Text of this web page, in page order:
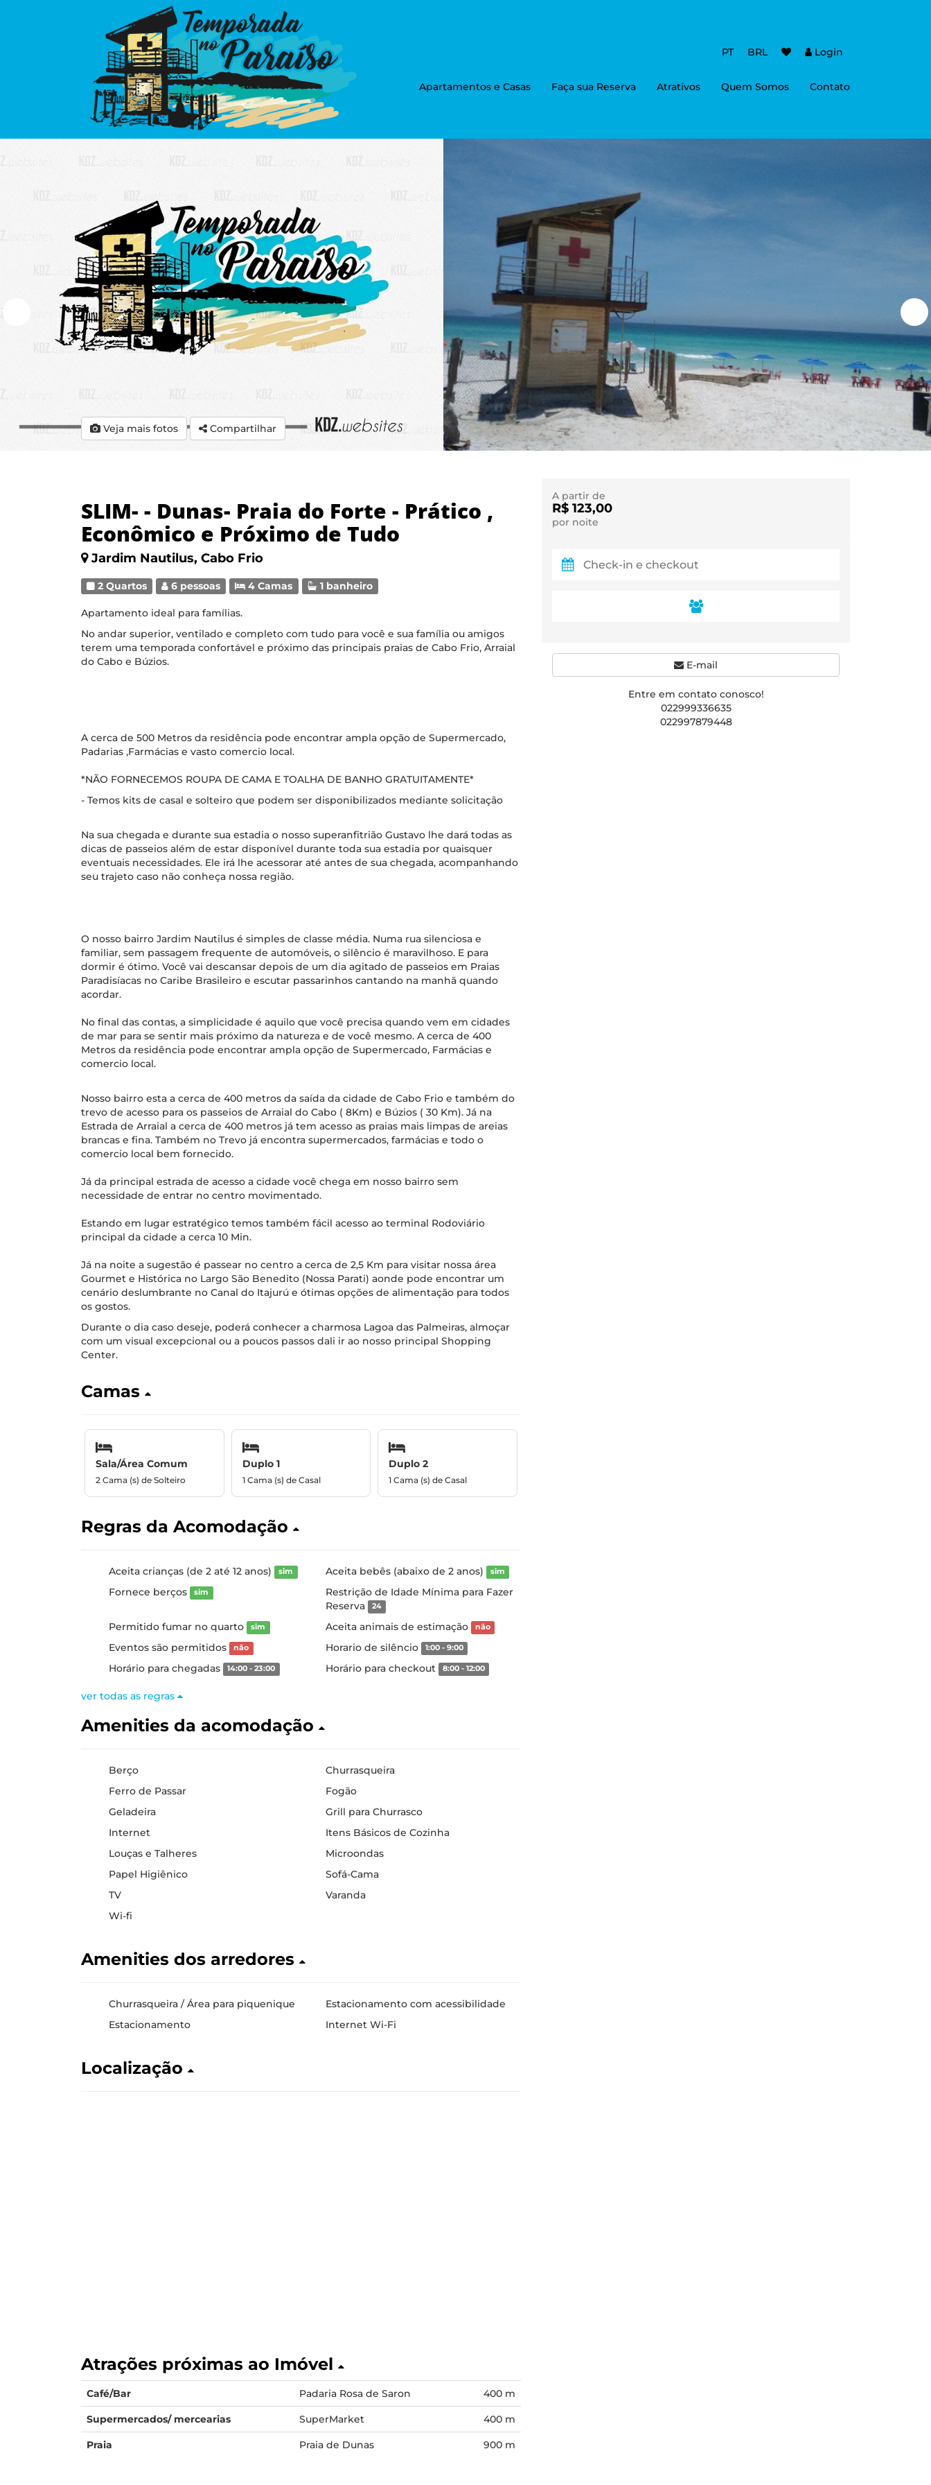
PT BRL Login
Apartamentos e Casas Faça sua Reserva Atrativos Quem Somos Contato
Veja mais fotos Compartilhar
SLIM- - Dunas- Praia do Forte - Prático ,
Econômico e Próximo de Tudo
Jardim Nautilus, Cabo Frio
2 Quartos 6 pessoas 4 Camas 1 banheiro
Apartamento ideal para famílias.
No andar superior, ventilado e completo com tudo para você e sua família ou amigos
terem uma temporada confortável e próximo das principais praias de Cabo Frio, Arraial
do Cabo e Búzios.
A cerca de 500 Metros da residência pode encontrar ampla opção de Supermercado,
Padarias ,Farmácias e vasto comercio local.
*NÃO FORNECEMOS ROUPA DE CAMA E TOALHA DE BANHO GRATUITAMENTE*
- Temos kits de casal e solteiro que podem ser disponibilizados mediante solicitação
Na sua chegada e durante sua estadia o nosso superanfitrião Gustavo lhe dará todas as
dicas de passeios além de estar disponível durante toda sua estadia por quaisquer
eventuais necessidades. Ele irá lhe acessorar até antes de sua chegada, acompanhando
seu trajeto caso não conheça nossa região.
O nosso bairro Jardim Nautilus é simples de classe média. Numa rua silenciosa e
familiar, sem passagem frequente de automóveis, o silêncio é maravilhoso. E para
dormir é ótimo. Você vai descansar depois de um dia agitado de passeios em Praias
Paradisíacas no Caribe Brasileiro e escutar passarinhos cantando na manhã quando
acordar.
No final das contas, a simplicidade é aquilo que você precisa quando vem em cidades
de mar para se sentir mais próximo da natureza e de você mesmo. A cerca de 400
Metros da residência pode encontrar ampla opção de Supermercado, Farmácias e
comercio local.
Nosso bairro esta a cerca de 400 metros da saída da cidade de Cabo Frio e também do
trevo de acesso para os passeios de Arraial do Cabo ( 8Km) e Búzios ( 30 Km). Já na
Estrada de Arraial a cerca de 400 metros já tem acesso as praias mais limpas de areias
brancas e fina. Também no Trevo já encontra supermercados, farmácias e todo o
comercio local bem fornecido.
Já da principal estrada de acesso a cidade você chega em nosso bairro sem
necessidade de entrar no centro movimentado.
Estando em lugar estratégico temos também fácil acesso ao terminal Rodoviário
principal da cidade a cerca 10 Min.
Já na noite a sugestão é passear no centro a cerca de 2,5 Km para visitar nossa área
Gourmet e Histórica no Largo São Benedito (Nossa Parati) aonde pode encontrar um
cenário deslumbrante no Canal do Itajurú e ótimas opções de alimentação para todos
os gostos.
Durante o dia caso deseje, poderá conhecer a charmosa Lagoa das Palmeiras, almoçar
com um visual excepcional ou a poucos passos dali ir ao nosso principal Shopping
Center.
Camas
Sala/Área Comum
2 Cama (s) de Solteiro
Duplo 1
1 Cama (s) de Casal
Duplo 2
1 Cama (s) de Casal
Regras da Acomodação
Aceita crianças (de 2 até 12 anos) sim Aceita bebês (abaixo de 2 anos) sim
Fornece berços sim
Restrição de Idade Mínima para Fazer
Reserva
24
Permitido fumar no quarto sim Aceita animais de estimação não
Eventos são permitidos não Horario de silêncio 1:00 - 9:00
Horário para chegadas 14:00 - 23:00 Horário para checkout 8:00 - 12:00
ver todas as regras
Amenities da acomodação
Berço
Churrasqueira
Ferro de Passar
Fogão
Geladeira
Grill para Churrasco
Internet
Itens Básicos de Cozinha
Louças e Talheres
Microondas
Papel Higiênico
Sofá-Cama
TV
Varanda
Wi-fi
Amenities dos arredores
Churrasqueira / Área para piquenique
Estacionamento com acessibilidade
Estacionamento
Internet Wi-Fi
Localização
Atrações próximas ao Imóvel
Café/Bar Padaria Rosa de Saron 400 m
Supermercados/ mercearias SuperMarket 400 m
Praia Praia de Dunas 900 m
A partir de
R$ 123,00
por noite
E-mail
Entre em contato conosco!
022999336635
022997879448